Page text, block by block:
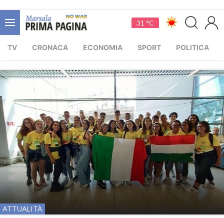
31 °C
TV CRONACA ECONOMIA SPORT POLITICA
ATTUALITÀ